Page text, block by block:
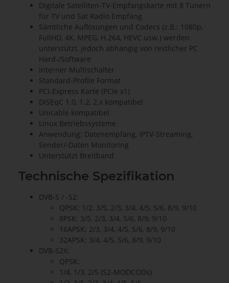
Digitale Satelliten-TV-Empfangskarte mit 8 Tunern
für TV und Sat Radio Empfang
Sämtliche Auflösungen und Codecs (z.B.: 1080p,
FullHD, 4K, MPEG, H.264, HEVC usw.) werden
unterstützt, jedoch abhängig von restlicher PC
Hard-/Software
Interner Multischalter
Standard-Profile Format
PCI-Express Karte (PCIe x1)
DiSEqC 1.0, 1.2, 2.x kompatibel
Unicable kompatibel
Linux Betriebssysteme
Anwendung: Datenempfang, IPTV-Streaming,
Sender/-Daten Monitoring
Unterstützt Breitband
Technische Spezifikation
DVB-S / -S2:
QPSK: 1/2, 3/5, 2/3, 3/4, 4/5, 5/6, 8/9, 9/10
8PSK: 3/5, 2/3, 3/4, 5/6, 8/9, 9/10
16APSK: 2/3, 3/4, 4/5, 5/6, 8/9, 9/10
32APSK: 3/4, 4/5, 5/6, 8/9, 9/10
DVB-S2X:
QPSK:
1/4, 1/3, 2/5 (S2-MODCODs)